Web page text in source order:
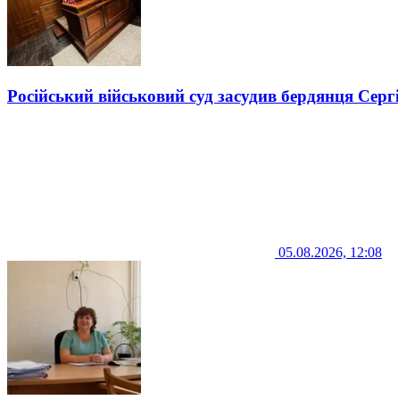
Російський військовий суд засудив бердянця
05.08.2026, 12:08